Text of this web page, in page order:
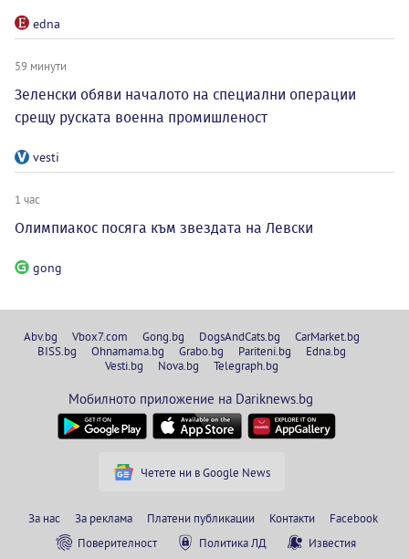
edna
59 минути
Зеленски обяви началото на специални операции
срещу руската военна промишленост
vesti
1 час
Олимпиакос посяга към звездата на Левски
gong
Abv.bg Vbox7.com Gong.bg DogsAndCats.bg
CarMarket.bg
BISS.bg
Ohnamama.bg Grabo.bg Pariteni.bg
Edna.bg
Vesti.bg
Nova.bg Telegraph.bg
Мобилното приложение на Dariknews.bg
Четете ни в Google News
За нас За реклама Платени публикации Контакти
Facebook
Поверителност
Политика ЛД Известия